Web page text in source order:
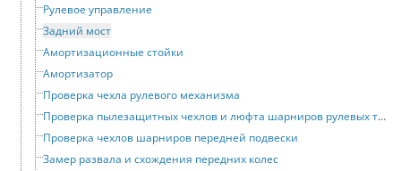
Рулевое управление
Задний мост
Амортизационные стойки
Амортизатор
Проверка чехла рулевого механизма
Проверка пылезащитных чехлов и люфта шарниров рулевых тяг
Проверка чехлов шарниров передней подвески
Замер развала и схождения передних колес